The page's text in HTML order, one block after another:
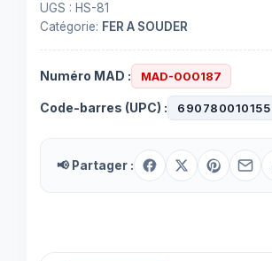
UGS : HS-81
Catégorie: FER A SOUDER
Numéro MAD : MAD-000187
Code-barres (UPC) : 690780010155
📢 Partager :